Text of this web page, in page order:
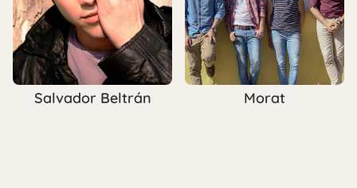
Salvador Beltrán Morat